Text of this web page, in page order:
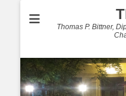
Thomas P. Bittner,